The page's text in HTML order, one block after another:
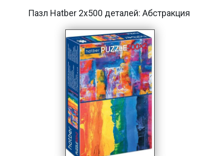
Пазл Hatber 2х500 деталей: Абстракция